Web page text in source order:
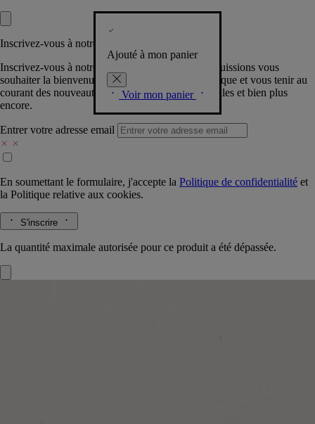
Ajouté à mon panier
Voir mon panier
Inscrivez-vous à notre Newsletter
Inscrivez-vous à notre newsletter pour que nous puissions vous
souhaiter la bienvenue dans la communauté Diptyque et vous tenir au
courant des nouveautés, événements, offres spéciales et bien plus
encore.
Entrer votre adresse email
En soumettant le formulaire, j'accepte la Politique de confidentialité et
la Politique relative aux cookies.
S'inscrire
La quantité maximale autorisée pour ce produit a été dépassée.